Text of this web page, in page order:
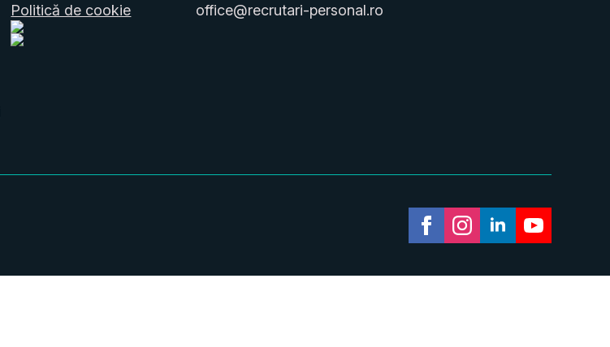
Politică de cookie
office@recrutari-personal.ro